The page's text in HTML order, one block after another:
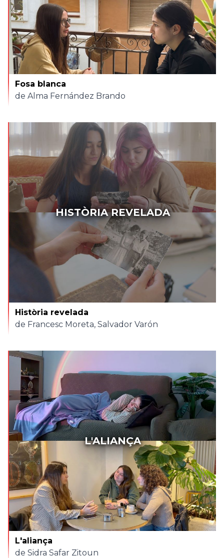
Fosa blanca
de Alma Fernández Brando
HISTÒRIA REVELADA
Història revelada
de Francesc Moreta, Salvador Varón
L'ALIANÇA
L'aliança
de Sidra Safar Zitoun